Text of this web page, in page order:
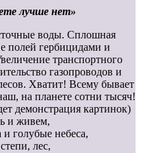
лучше нет»
воды. Сплошная
полей гербицидами и
транспортного
газопроводов и
Хватит! Всему бывает
на планете сотни тысяч!
демонстрация картинок)
и живем,
и голубые небеса,
лес,